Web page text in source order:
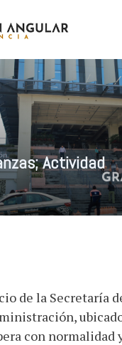
Actividad
de la Secretaría
con normalidad